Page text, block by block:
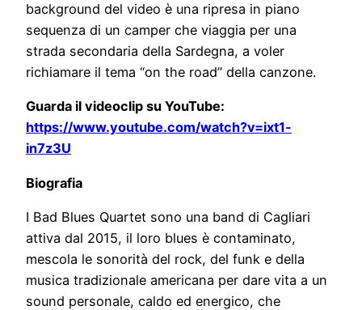
background del video è una ripresa in piano
sequenza di un camper che viaggia per una
strada secondaria della Sardegna, a voler
richiamare il tema “on the road” della canzone.
Guarda il videoclip su YouTube:
https://www.youtube.com/watch?v=ixt1-
in7z3U
Biografia
I Bad Blues Quartet sono una band di Cagliari
attiva dal 2015, il loro blues è contaminato,
mescola le sonorità del rock, del funk e della
musica tradizionale americana per dare vita a un
sound personale, caldo ed energico, che